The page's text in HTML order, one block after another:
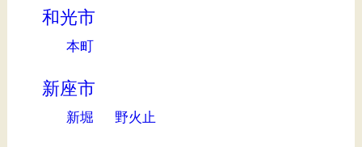
和光市
本町
新座市
新堀 野火止